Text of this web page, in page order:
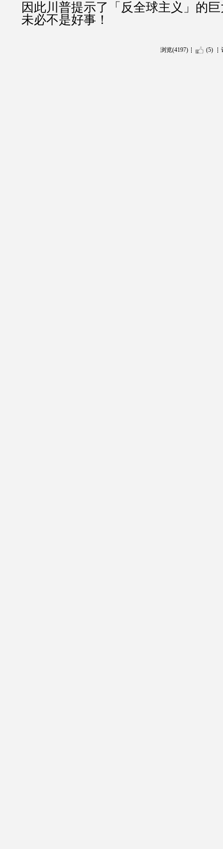
因此川普提示了「反全球主义」的
未必不是好事！
浏览(4197) (5)